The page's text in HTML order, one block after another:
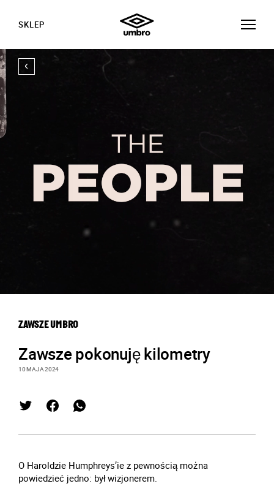
SKLEP
ZAWSZE UMBRO
Zawsze pokonuję kilometry
10 MAJA 2024
O Haroldzie Humphreys’ie z pewnością można
powiedzieć jedno: był wizjonerem.